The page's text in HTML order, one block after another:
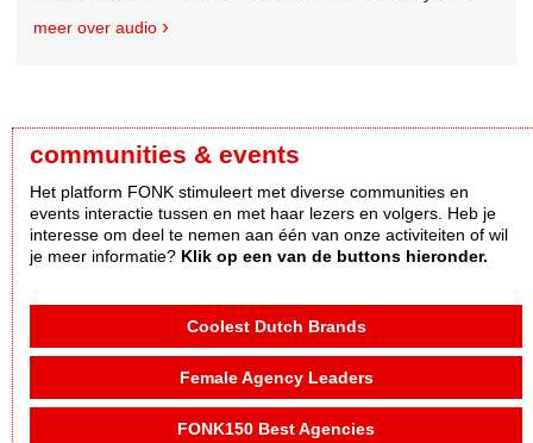
meer over audio
communities & events
Het platform FONK stimuleert met diverse communities en
events interactie tussen en met haar lezers en volgers. Heb je
interesse om deel te nemen aan één van onze activiteiten of wil
je meer informatie? Klik op een van de buttons hieronder.
Coolest Dutch Brands
Female Agency Leaders
FONK150 Best Agencies